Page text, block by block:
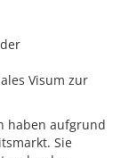
Visum zur
haben aufgrund
Sie